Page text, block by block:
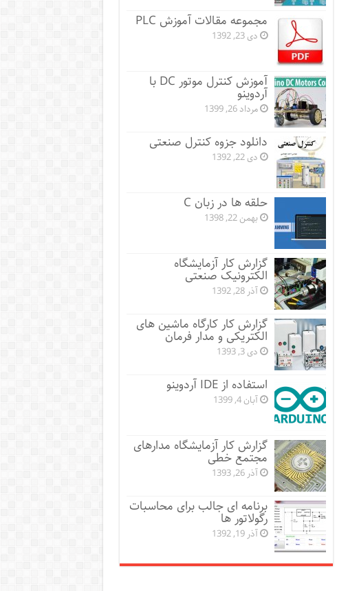
مجموعه مقالات آموزش PLC
دی 23, 1392
آموزش کنترل موتور DC با
آردوینو
مرداد 26, 1399
دانلود جزوه کنترل صنعتی
دی 22, 1392
حلقه ها در زبان C
بهمن 22, 1398
گزارش کار آزمایشگاه
الکترونیک صنعتی
آذر 28, 1392
گزارش کار کارگاه ماشین های
الکتریکی و مدار فرمان
دی 3, 1393
استفاده از IDE آردوینو
آبان 4, 1399
گزارش کار آزمایشگاه مدارهای
مجتمع خطی
آذر 26, 1393
برنامه ای جالب برای محاسبات
رگولاتور ها
آذر 19, 1392